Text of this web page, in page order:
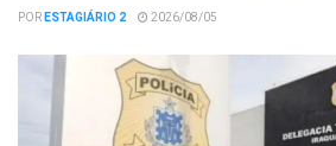
PORESTAGIÁRIO 2 2026/08/05